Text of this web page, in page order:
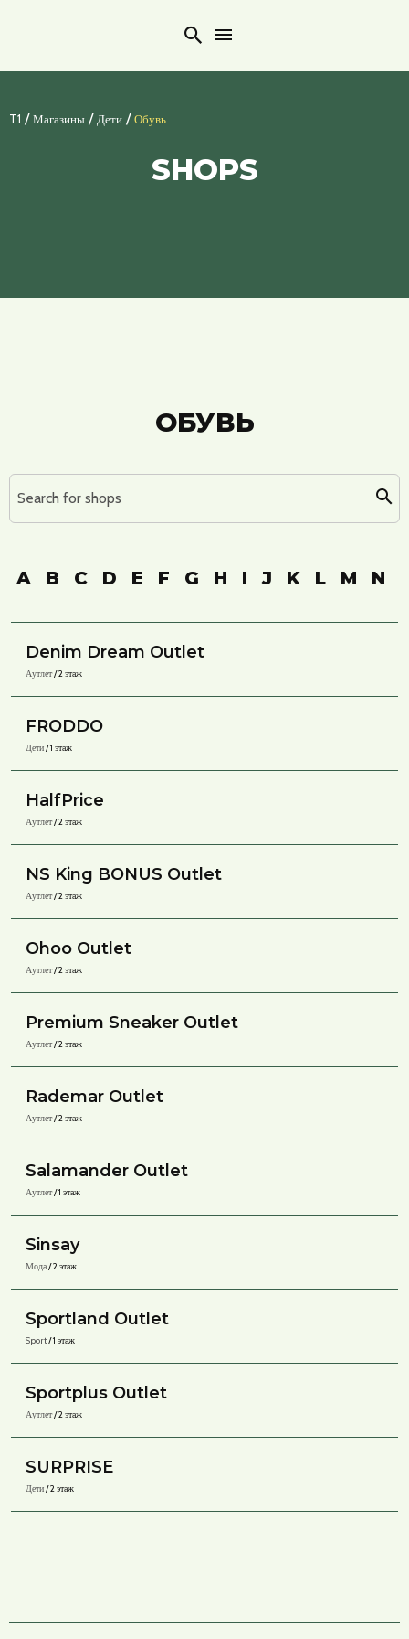
Search
T1 / Магазины / Дети / Обувь
SHOPS
ОБУВЬ
A B C D E F G H I J K L M N
Denim Dream Outlet
Аутлет/ 2 этаж
FRODDO
Дети/ 1 этаж
HalfPrice
Аутлет/ 2 этаж
NS King BONUS Outlet
Аутлет/ 2 этаж
Ohoo Outlet
Аутлет/ 2 этаж
Premium Sneaker Outlet
Аутлет/ 2 этаж
Rademar Outlet
Аутлет/ 2 этаж
Salamander Outlet
Аутлет/ 1 этаж
Sinsay
Мода/ 2 этаж
Sportland Outlet
Sport/ 1 этаж
Sportplus Outlet
Аутлет/ 2 этаж
SURPRISE
Дети/ 2 этаж